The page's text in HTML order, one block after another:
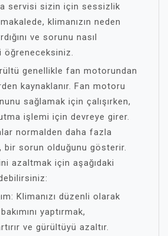
servisi sizin için sessizlik
klimanızın neden
ve sorunu nasıl
öğreneceksiniz.
genellikle fan motorundan
kaynaklanır. Fan motoru
sağlamak için çalışırken,
işlemi için devreye girer.
normalden daha fazla
bir sorun olduğunu gösterir.
azaltmak için aşağıdaki
Klimanızı düzenli olarak
yaptırmak,
ve gürültüyü azaltır.